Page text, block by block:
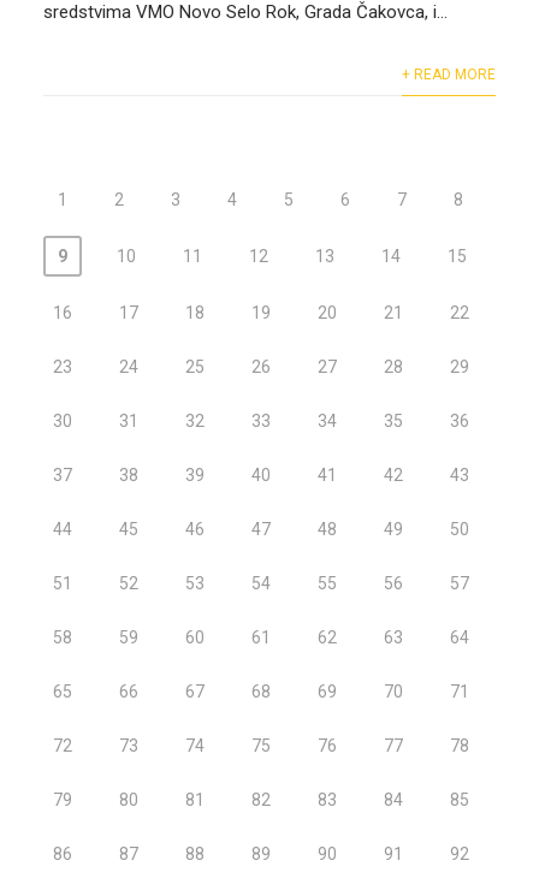
sredstvima VMO Novo Selo Rok, Grada Čakovca, i...
+ READ MORE
1 2 3 4 5 6 7 8
9 10 11 12 13 14 15
16 17 18 19 20 21 22
23 24 25 26 27 28 29
30 31 32 33 34 35 36
37 38 39 40 41 42 43
44 45 46 47 48 49 50
51 52 53 54 55 56 57
58 59 60 61 62 63 64
65 66 67 68 69 70 71
72 73 74 75 76 77 78
79 80 81 82 83 84 85
86 87 88 89 90 91 92